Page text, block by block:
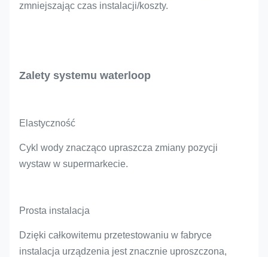
zmniejszając czas instalacji/koszty.
Zalety systemu waterloop
Elastyczność
Cykl wody znacząco upraszcza zmiany pozycji
wystaw w supermarkecie.
Prosta instalacja
Dzięki całkowitemu przetestowaniu w fabryce
instalacja urządzenia jest znacznie uproszczona,